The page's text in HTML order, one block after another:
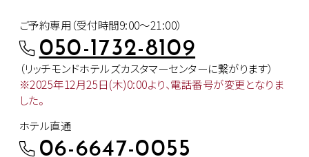
ご予約専用（受付時間9:00～21:00）
050-1732-8109
（リッチモンドホテルズカスタマーセンターに繋がります）
※2025年12月25日(木)0:00より、電話番号が変更となりま
した。
ホテル直通
06-6647-0055